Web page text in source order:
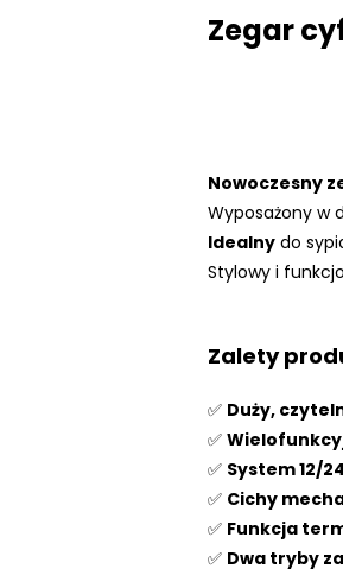
Zegar
Nowoczesny
Wyposażony w
Idealnydo
Stylowy i
Zalety
✅ Duży,
✅
✅ System 12/
✅ Cichy
✅ Funkcja
✅ Dwa tryby